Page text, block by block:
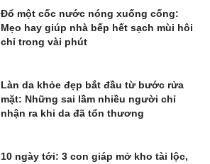
Đổ một cốc nước nóng xuống cống:
Mẹo hay giúp nhà bếp hết sạch mùi hôi
chỉ trong vài phút
Làn da khỏe đẹp bắt đầu từ bước rửa
mặt: Những sai lầm nhiều người chỉ
nhận ra khi da đã tổn thương
10 ngày tới: 3 con giáp mở kho tài lộc,